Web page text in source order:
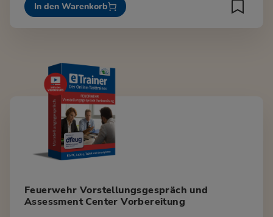
In den Warenkorb
Feuerwehr Vorstellungsgespräch und
Assessment Center Vorbereitung